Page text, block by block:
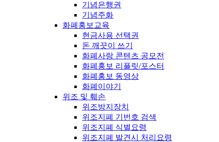
기념은행권
기념주화
화폐홍보교육
현금사용 선택권
돈 깨끗이 쓰기
화폐사랑 콘텐츠 공모전
화폐홍보 리플릿/포스터
화폐홍보 동영상
화폐이야기
위조 및 훼손
위조방지장치
위조지폐 기번호 검색
위조지폐 식별요령
위조지폐 발견시 처리요령